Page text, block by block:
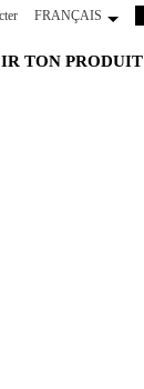
FRANÇAIS
TON PRODUIT